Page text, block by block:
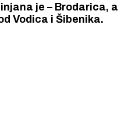
je – Brodarica, a
Vodica i Šibenika.